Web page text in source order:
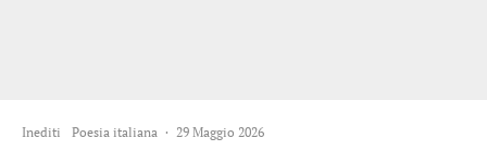
Inediti Poesia italiana · 29 Maggio 2026